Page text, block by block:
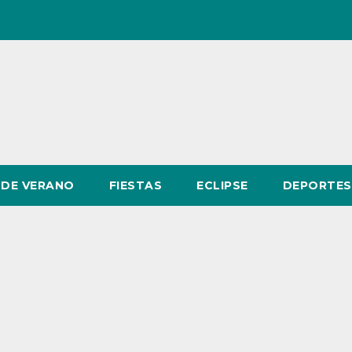
VERANO FIESTAS ECLIPSE DEPORTES